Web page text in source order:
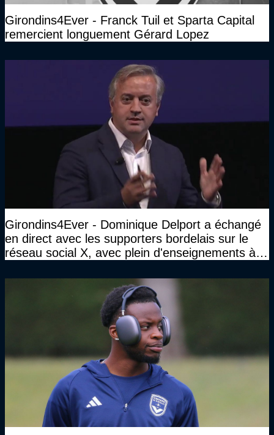
Girondins4Ever - Franck Tuil et Sparta Capital
remercient longuement Gérard Lopez
Girondins4Ever - Dominique Delport a échangé
en direct avec les supporters bordelais sur le
réseau social X, avec plein d'enseignements à la